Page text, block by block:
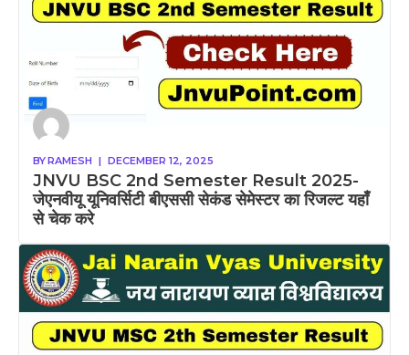
BYRAMESH | DECEMBER 12, 2025
JNVU BSC 2nd Semester Result 2025-
जेएनवीयू यूनिवर्सिटी बीएससी सेकंड सेमेस्टर का रिजल्ट यहाँ
से चेक करे